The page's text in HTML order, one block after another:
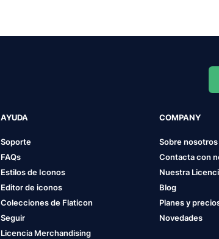
AYUDA
Soporte
FAQs
Estilos de Iconos
Editor de iconos
Colecciones de Flaticon
Seguir
Licencia Merchandising
COMPANY
Sobre nosotros
Contacta con
Nuestra
Blog
Planes y
Novedades